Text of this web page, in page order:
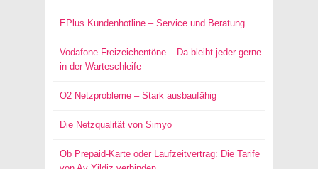
EPlus Kundenhotline – Service und Beratung
Vodafone Freizeichentöne – Da bleibt jeder gerne
in der Warteschleife
O2 Netzprobleme – Stark ausbaufähig
Die Netzqualität von Simyo
Ob Prepaid-Karte oder Laufzeitvertrag: Die Tarife